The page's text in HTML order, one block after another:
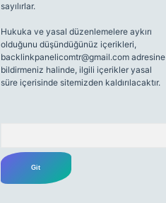
sayılırlar.
Hukuka ve yasal düzenlemelere aykırı
olduğunu düşündüğünüz içerikleri,
backlinkpanelicomtr@gmail.comadresine
bildirmeniz halinde, ilgili içerikler yasal
süre içerisinde sitemizden kaldırılacaktır.